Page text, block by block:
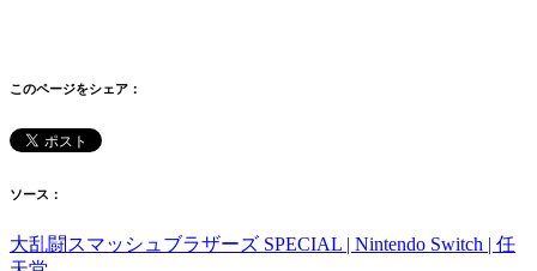
このページをシェア：
ソース：
大乱闘スマッシュブラザーズ SPECIAL | Nintendo Switch | 任